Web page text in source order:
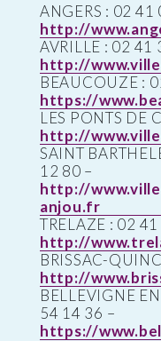
ANGERS : 02 41
http://
AVRILLE : 02 41
http://
BEAUCOUZE :
https://
LES PONTS DE
http://
SAINT
12 80 –
http://
anjou.fr
TRELAZE : 02
http://
BRISSAC-
http://
BELLEVIGNE
54 14 36 –
https://